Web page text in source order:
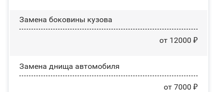
Замена боковины кузова
от 12000 ₽
Замена днища автомобиля
от 7000 ₽